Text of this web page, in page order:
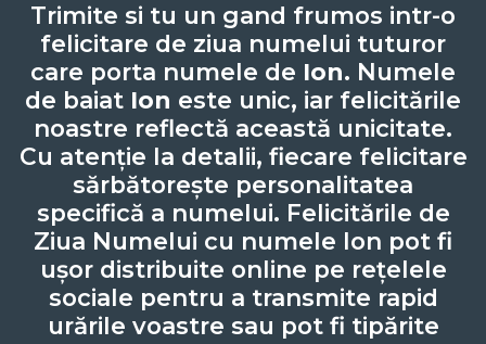
Trimite si tu un gand frumos intr-o
felicitare de ziua numelui tuturor
care porta numele de Ion. Numele
de baiat Ion este unic, iar felicitările
noastre reflectă această unicitate.
Cu atenție la detalii, fiecare felicitare
sărbătorește personalitatea
specifică a numelui. Felicitările de
Ziua Numelui cu numele Ion pot fi
ușor distribuite online pe rețelele
sociale pentru a transmite rapid
urările voastre sau pot fi tipărite